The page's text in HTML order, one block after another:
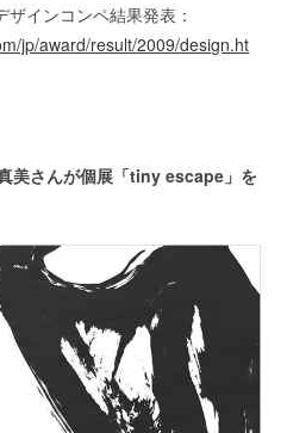
インコンペ結果発表：
jp/award/result/2009/design.ht
美さんが個展「tiny escape」を